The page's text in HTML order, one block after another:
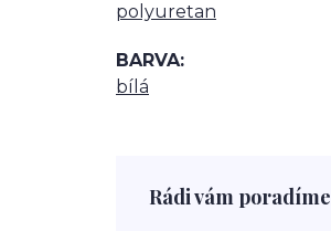
polyuretan
BARVA
bílá
Rádi vám poradíme